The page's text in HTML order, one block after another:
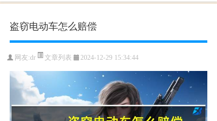
盗窃电动车怎么赔偿
网友:dr 文章列表 2024-12-29 15:34:44